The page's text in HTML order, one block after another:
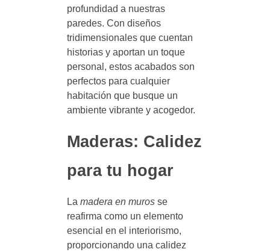
profundidad a nuestras
paredes. Con diseños
tridimensionales que cuentan
historias y aportan un toque
personal, estos acabados son
perfectos para cualquier
habitación que busque un
ambiente vibrante y acogedor.
Maderas: Calidez
para tu hogar
La madera en murosse
reafirma como un elemento
esencial en el interiorismo,
proporcionando una calidez